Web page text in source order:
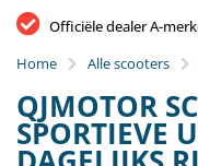
Officiële dealer A-
Home
Alle scooters
QJMOTOR
SPORTIEVE